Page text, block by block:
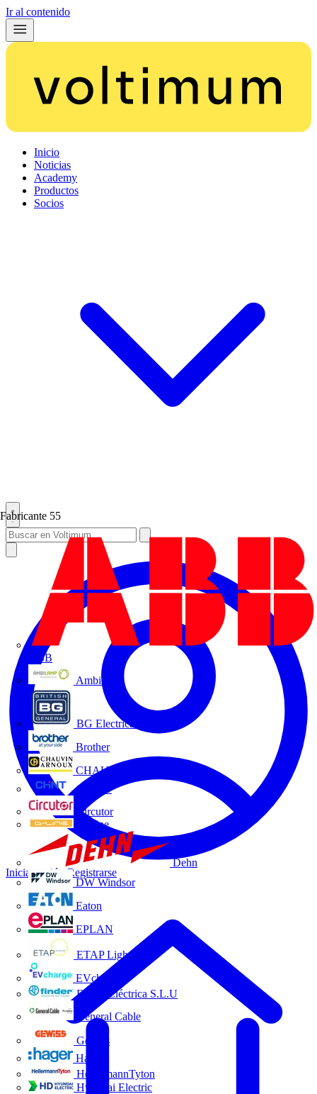
Ir al contenido
Inicio
Noticias
Academy
Productos
Socios
Fabricante 55
ABB
Ambilamp
BG Electrical
Brother
CHAUVIN ARNOUX
CHINT
Circutor
D-Line
Dehn
DW Windsor
Eaton
EPLAN
ETAP Lighting
EVcharge
Finder Eléctrica S.L.U
General Cable
Gewiss
Hager
HellermannTyton
Hyundai Electric
Iniciar sesión Registrarse